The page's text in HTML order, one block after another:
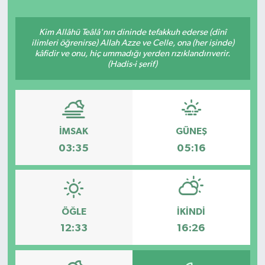
Kim Allâhü Teâlâ'nın dininde tefakkuh ederse (dînî
ilimleri öğrenirse) Allah Azze ve Celle, ona (her işinde)
kâfidir ve onu, hiç ummadığı yerden rızıklandırıverir.
(Hadis-i şerif)
İMSAK
03:35
GÜNEŞ
05:16
ÖĞLE
12:33
İKINDI
16:26
Eleman
Emlak
Gündem
Haber
Keşfet
Kültür & Sanat